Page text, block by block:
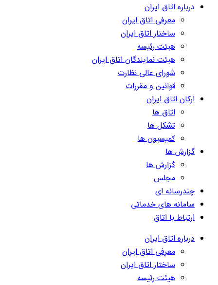
درباره اتاق ایران
معرفی اتاق ایران
ساختار اتاق ایران
هیئت رئیسه
هیئت نمایندگان اتاق ایران
شورای عالی نظارت
قوانین و مقررات
ارکان اتاق ایران
اتاق ها
تشکل ها
کمیسیون ها
گزارش ها
گزارش ها
مجلس
چندرسانه ای
سامانه های خدماتی
ارتباط با اتاق
درباره اتاق ایران
معرفی اتاق ایران
ساختار اتاق ایران
هیئت رئیسه